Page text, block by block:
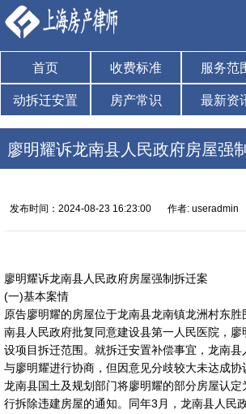
首页 收费标准 服务范
动拆迁安置 房产常识 最新资
廖明耀诉龙南县人民政府房屋强
发布时间：2024-08-23 16:23:00 作者: useradmin
廖明耀诉龙南县人民政府房屋强制拆迁案
(一)基本案情
原告廖明耀的房屋位于龙南县龙南镇龙洲村东
南县人民政府批复同意建设县第一人民医院，
设项目拆迁范围。就拆迁安置补偿事宜，龙南
与廖明耀进行协商，但因意见分歧较大未达成协
龙南县国土及规划部门将廖明耀的部分房屋认定
行拆除违建房屋的通知。同年3月，龙南县人民